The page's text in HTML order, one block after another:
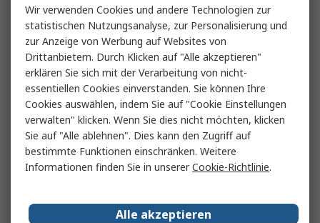
Wir verwenden Cookies und andere Technologien zur
statistischen Nutzungsanalyse, zur Personalisierung und
zur Anzeige von Werbung auf Websites von
Drittanbietern. Durch Klicken auf "Alle akzeptieren"
erklären Sie sich mit der Verarbeitung von nicht-
essentiellen Cookies einverstanden. Sie können Ihre
Cookies auswählen, indem Sie auf "Cookie Einstellungen
verwalten" klicken. Wenn Sie dies nicht möchten, klicken
Sie auf "Alle ablehnen". Dies kann den Zugriff auf
bestimmte Funktionen einschränken. Weitere
Informationen finden Sie in unsererCookie-Richtlinie.
Alle akzeptieren